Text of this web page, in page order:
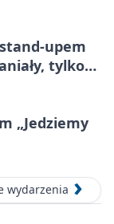
upem
tylko
„Jedziemy
wydarzenia